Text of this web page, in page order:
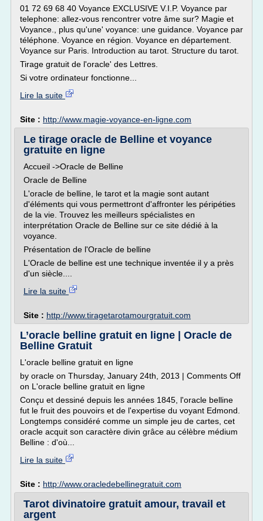
01 72 69 68 40 Voyance EXCLUSIVE V.I.P. Voyance par
telephone: allez-vous rencontrer votre âme sur? Magie et
Voyance., plus qu'une' voyance: une guidance. Voyance par
téléphone. Voyance en région. Voyance en département.
Voyance sur Paris. Introduction au tarot. Structure du tarot.
Tirage gratuit de l'oracle' des Lettres.
Si votre ordinateur fonctionne...
Lire la suite
Site : http://www.magie-voyance-en-ligne.com
Le tirage oracle de Belline et voyance
gratuite en ligne
Accueil ->Oracle de Belline
Oracle de Belline
L'oracle de belline, le tarot et la magie sont autant
d'éléments qui vous permettront d'affronter les péripéties
de la vie. Trouvez les meilleurs spécialistes en
interprétation Oracle de Belline sur ce site dédié à la
voyance.
Présentation de l'Oracle de belline
L'Oracle de belline est une technique inventée il y a près
d'un siècle....
Lire la suite
Site : http://www.tiragetarotamourgratuit.com
L’oracle belline gratuit en ligne | Oracle de
Belline Gratuit
L'oracle belline gratuit en ligne
by oracle on Thursday, January 24th, 2013 | Comments Off
on L'oracle belline gratuit en ligne
Conçu et dessiné depuis les années 1845, l'oracle belline
fut le fruit des pouvoirs et de l'expertise du voyant Edmond.
Longtemps considéré comme un simple jeu de cartes, cet
oracle acquit son caractère divin grâce au célèbre médium
Belline : d'où...
Lire la suite
Site : http://www.oracledebellinegratuit.com
Tarot divinatoire gratuit amour, travail et
argent